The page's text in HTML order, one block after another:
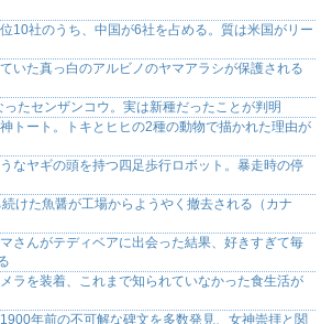
10社のうち、中国が6社を占める。質は米国がリー
いた真っ白のアルビノのヤマアラシが保護される
たセンザンコウ。実は新種だったことが判明
トート。トキとヒヒの2種の動物で描かれた理由が
なヤギの頭を持つ四足歩行ロボット。暴走時の停
けた魚醤が工場からようやく撤去される（カナ
さんがテディベアに出会った結果、好きすぎて毎
ラを装着、これまで知られていなかった食生活が
年前の不可解な碑文を多数発見、女神崇拝と関